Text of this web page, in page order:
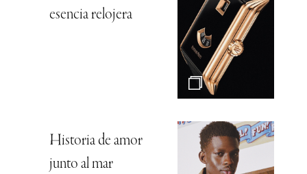
esencia relojera
Historia de amor
junto al mar